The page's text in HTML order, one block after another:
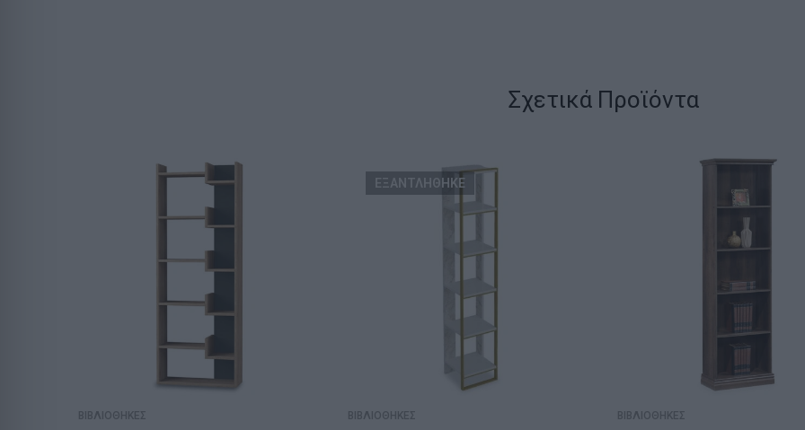
Σχετικά Προϊόντα
ΒΙΒΛΙΟΘΗΚΕΣ
ΕΞΑΝΤΛΗΘΗΚΕ
ΒΙΒΛΙΟΘΗΚΕΣ ΒΙΒΛΙΟΘΗΚΕΣ